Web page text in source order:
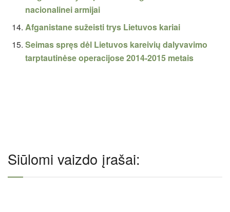
nacionalinei armijai
Afganistane sužeisti trys Lietuvos kariai
Seimas spręs dėl Lietuvos kareivių dalyvavimo
tarptautinėse operacijose 2014-2015 metais
Siūlomi vaizdo įrašai: